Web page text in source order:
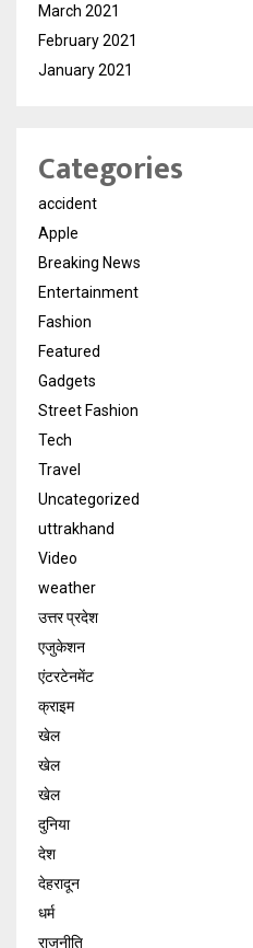
March 2021
February 2021
January 2021
Categories
accident
Apple
Breaking News
Entertainment
Fashion
Featured
Gadgets
Street Fashion
Tech
Travel
Uncategorized
uttrakhand
Video
weather
उत्तर प्रदेश
एजुकेशन
एंटरटेनमेंट
क्राइम
खेल
खेल
खेल
दुनिया
देश
देहरादून
धर्म
राजनीति